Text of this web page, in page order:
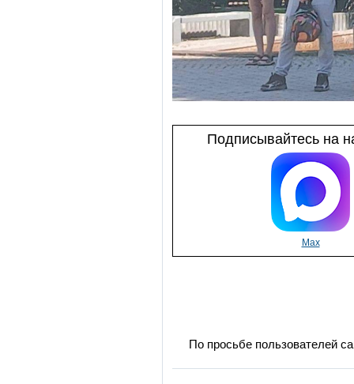
Подписывайтесь на
Max
По просьбе пользователей